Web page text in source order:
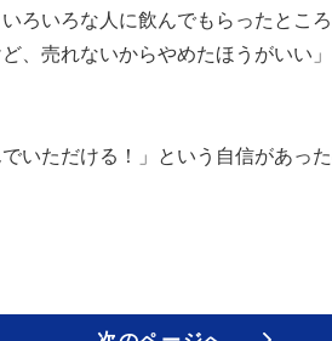
ろいろな人に飲んでもらったとこ
、売れないからやめたほうがいい
いただける！」という自信があっ